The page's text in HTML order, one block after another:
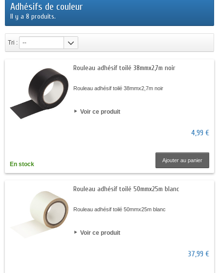
Adhésifs de couleur
Il y a 8 produits.
Tri : --
Rouleau adhésif toilé 38mmx2,7m noir
Rouleau adhésif toilé 38mmx2,7m noir
Voir ce produit
4,99 €
En stock
Ajouter au panier
Rouleau adhésif toilé 50mmx25m blanc
Rouleau adhésif toilé 50mmx25m blanc
Voir ce produit
37,99 €